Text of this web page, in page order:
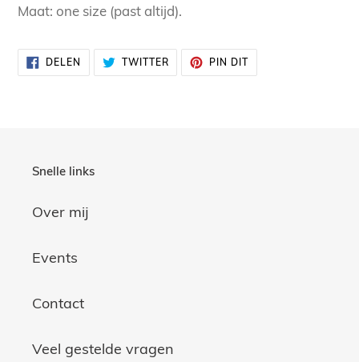
Maat: one size (past altijd).
DELEN
DELEN
FACEBOOK
TWITTERTWITTEREN
OP
TWITTER
PIN DITPINNEN
PINTEREST
Snelle links
Over mij
Events
Contact
Veel gestelde vragen